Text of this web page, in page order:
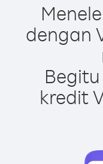
dengan
kredit